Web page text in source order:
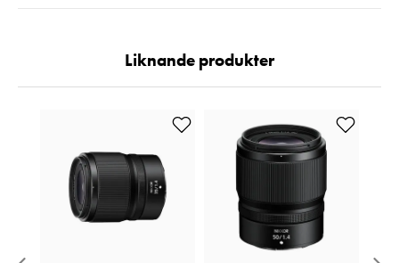
Liknande produkter